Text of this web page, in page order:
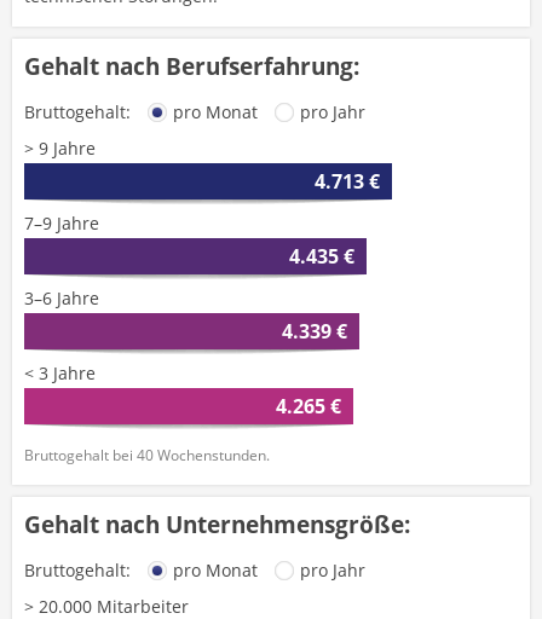
Gehalt nach Berufserfahrung:
Bruttogehalt: pro Monat
pro Jahr
> 9 Jahre
4.713 €
7–9 Jahre
4.435 €
3–6 Jahre
4.339 €
< 3 Jahre
4.265 €
Bruttogehalt bei 40 Wochenstunden.
Gehalt nach Unternehmensgröße:
Bruttogehalt: pro Monat
pro Jahr
> 20.000 Mitarbeiter